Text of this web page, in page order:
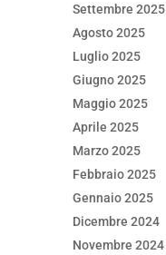
Settembre 2025
Agosto 2025
Luglio 2025
Giugno 2025
Maggio 2025
Aprile 2025
Marzo 2025
Febbraio 2025
Gennaio 2025
Dicembre 2024
Novembre 2024